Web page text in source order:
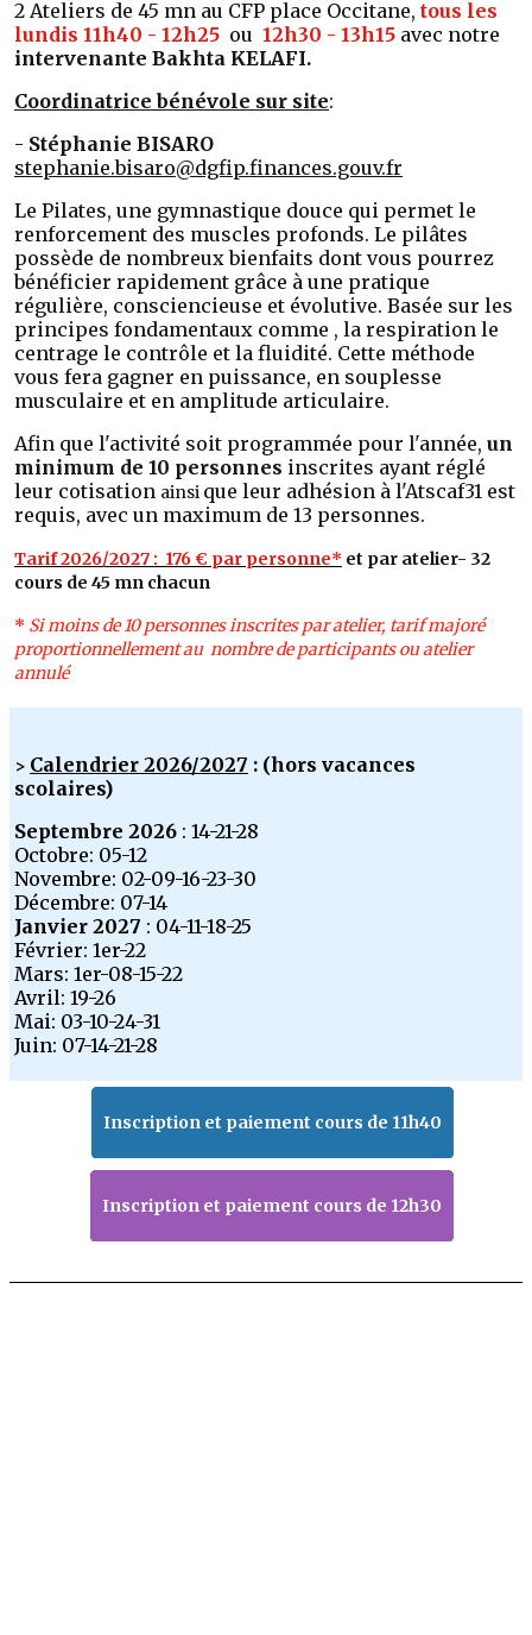
2 Ateliers de 45 mn au CFP place Occitane, tous les
lundis 11h40 - 12h25 ou 12h30 - 13h15 avec notre
intervenante Bakhta KELAFI.
Coordinatrice bénévole sur site:
- Stéphanie BISARO
stephanie.bisaro@dgfip.finances.gouv.fr
Le Pilates, une gymnastique douce qui permet le
renforcement des muscles profonds. Le pilâtes
possède de nombreux bienfaits dont vous pourrez
bénéficier rapidement grâce à une pratique
régulière, consciencieuse et évolutive. Basée sur les
principes fondamentaux comme , la respiration le
centrage le contrôle et la fluidité. Cette méthode
vous fera gagner en puissance, en souplesse
musculaire et en amplitude articulaire.
Afin que l'activité soit programmée pour l'année, un
minimum de 10 personnes inscrites ayant réglé
leur cotisation ainsi que leur adhésion à l'Atscaf31 est
requis, avec un maximum de 13 personnes.
Tarif 2026/2027 : 176 € par personne* et par atelier- 32
cours de 45 mn chacun
* Si moins de 10 personnes inscrites par atelier, tarif majoré
proportionnellement au nombre de participants ou atelier
annulé
> Calendrier 2026/2027 : (hors vacances
scolaires)
Septembre 2026 : 14-21-28
Octobre: 05-12
Novembre: 02-09-16-23-30
Décembre: 07-14
Janvier 2027 : 04-11-18-25
Février: 1er-22
Mars: 1er-08-15-22
Avril: 19-26
Mai: 03-10-24-31
Juin: 07-14-21-28
Inscription et paiement cours de 11h40
Inscription et paiement cours de 12h30